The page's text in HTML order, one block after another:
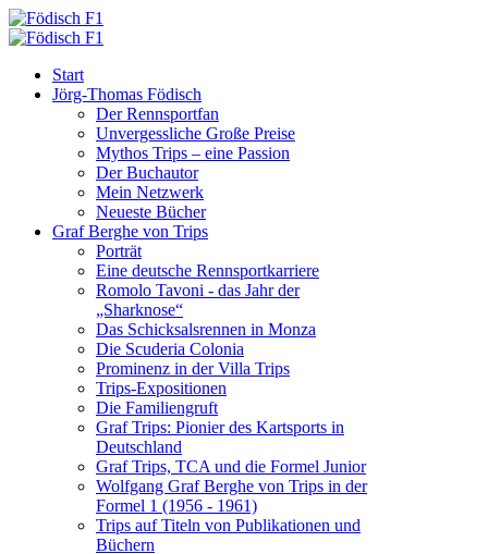
Start
Jörg-Thomas Födisch
Der Rennsportfan
Unvergessliche Große Preise
Mythos Trips – eine Passion
Der Buchautor
Mein Netzwerk
Neueste Bücher
Graf Berghe von Trips
Porträt
Eine deutsche Rennsportkarriere
Romolo Tavoni - das Jahr der
„Sharknose“
Das Schicksalsrennen in Monza
Die Scuderia Colonia
Prominenz in der Villa Trips
Trips-Expositionen
Die Familiengruft
Graf Trips: Pionier des Kartsports in
Deutschland
Graf Trips, TCA und die Formel Junior
Wolfgang Graf Berghe von Trips in der
Formel 1 (1956 - 1961)
Trips auf Titeln von Publikationen und
Büchern